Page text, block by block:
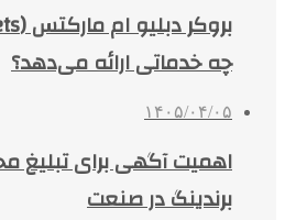
چه خدماتی ارائه می‌دهد؟
۱۴۰۵/۰۴/۰۵
اهمیت آگهی برای تبلیغ
برندینگ در صنعت